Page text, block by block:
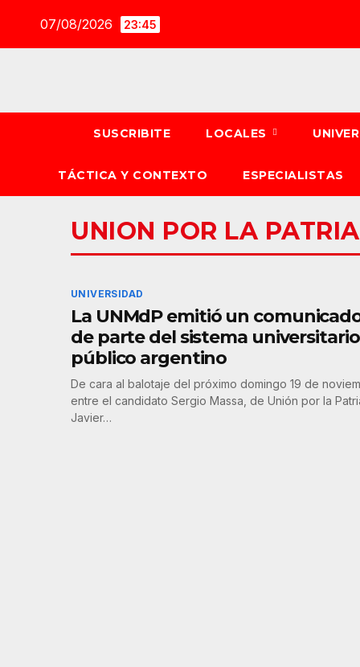
07/08/2026 23:45
SUSCRIBITE LOCALES
TÁCTICA Y CONTEXTO ESPECIALISTAS
UNION POR LA PATRIA
UNIVERSIDAD
La UNMdP emitió un
de parte del sistema universitario
público argentino
De cara al balotaje del próximo domingo 19 de
entre el candidato Sergio Massa, de Unión por la
Javier…